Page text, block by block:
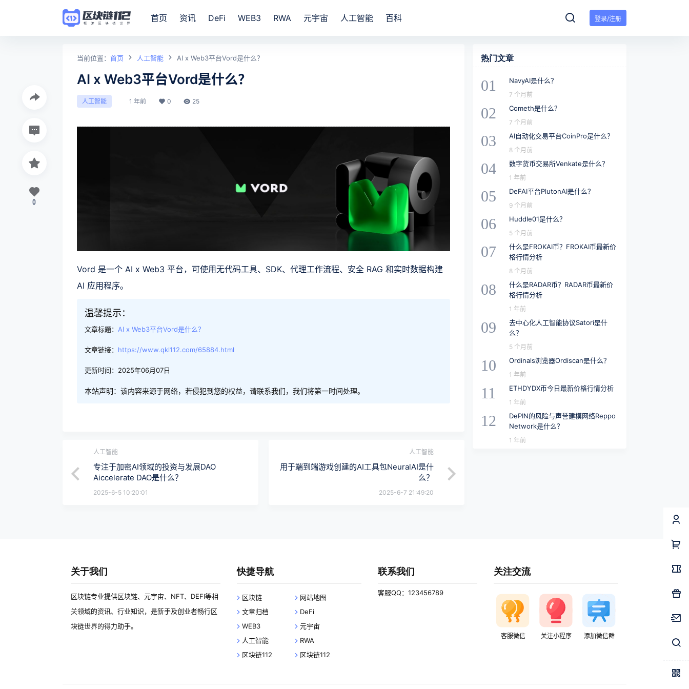
登录/注册
首页 资讯 DeFi WEB3 RWA 元宇宙 人工智能 百科
当前位置： 首页 人工智能 AI x Web3平台Vord是什么？
AI x Web3平台Vord是什么？
人工智能 1 年前 0 25
Vord 是一个 AI x Web3 平台，可使用无代码工具、SDK、代理工作流程、安全 RAG 和实时数据构建
AI 应用程序。
温馨提示：
文章标题： AI x Web3平台Vord是什么？
文章链接： https://www.qkl112.com/65884.html
更新时间：2025年06月07日
本站声明：该内容来源于网络，若侵犯到您的权益，请联系我们，我们将第一时间处理。
0
人工智能
专注于加密AI领域的投资与发展DAO
Aiccelerate DAO是什么？
2025-6-5 10:20:01
人工智能
用于端到端游戏创建的AI工具包NeuralAI是什
么？
2025-6-7 21:49:20
热门文章
01 NavyAI是什么？
7 个月前
02 Cometh是什么？
7 个月前
03 AI自动化交易平台CoinPro是什么？
8 个月前
04 数字货币交易所Venkate是什么？
1 年前
05 DeFAI平台PlutonAI是什么？
9 个月前
06 Huddle01是什么？
5 个月前
07
什么是FROKAI币？FROKAI币最新价
格行情分析
8 个月前
08
什么是RADAR币？RADAR币最新价
格行情分析
1 年前
09
去中心化人工智能协议Satori是什
么？
5 个月前
10 Ordinals浏览器Ordiscan是什么？
1 年前
11 ETHDYDX币今日最新价格行情分析
1 年前
12
DePIN的风险与声誉建模网络Reppo
Network是什么？
1 年前
关于我们
区块链专业提供区块链、元宇宙、NFT、DEFI等相
关领域的资讯、行业知识，是新手及创业者畅行区
块链世界的得力助手。
快捷导航
区块链
网站地图
文章归档
DeFi
WEB3
元宇宙
人工智能
RWA
区块链112
区块链112
联系我们
客服QQ：123456789
关注交流
客服微信 关注小程序 添加微信群